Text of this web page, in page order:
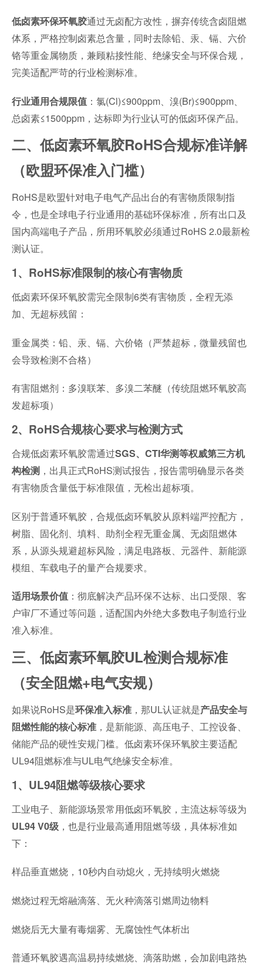
低卤素环保环氧胶通过无卤配方改性，摒弃传统含卤阻燃
体系，严格控制卤素总含量，同时去除铅、汞、镉、六价
铬等重金属物质，兼顾粘接性能、绝缘安全与环保合规，
完美适配严苛的行业检测标准。
行业通用合规限值：氯(Cl)≤900ppm、溴(Br)≤900ppm、
总卤素≤1500ppm，达标即为行业认可的低卤环保产品。
二、低卤素环氧胶RoHS合规标准详解
（欧盟环保准入门槛）
RoHS是欧盟针对电子电气产品出台的有害物质限制指
令，也是全球电子行业通用的基础环保标准，所有出口及
国内高端电子产品，所用环氧胶必须通过RoHS 2.0最新检
测认证。
1、RoHS标准限制的核心有害物质
低卤素环保环氧胶需完全限制6类有害物质，全程无添
加、无超标残留：
重金属类：铅、汞、镉、六价铬（严禁超标，微量残留也
会导致检测不合格）
有害阻燃剂：多溴联苯、多溴二苯醚（传统阻燃环氧胶高
发超标项）
2、RoHS合规核心要求与检测方式
合规低卤素环氧胶需通过SGS、CTI华测等权威第三方机
构检测，出具正式RoHS测试报告，报告需明确显示各类
有害物质含量低于标准限值，无检出超标项。
区别于普通环氧胶，合规低卤环氧胶从原料端严控配方，
树脂、固化剂、填料、助剂全程无重金属、无卤阻燃体
系，从源头规避超标风险，满足电路板、元器件、新能源
模组、车载电子的量产合规要求。
适用场景价值：彻底解决产品环保不达标、出口受限、客
户审厂不通过等问题，适配国内外绝大多数电子制造行业
准入标准。
三、低卤素环氧胶UL检测合规标准
（安全阻燃+电气安规）
如果说RoHS是环保准入标准，那UL认证就是产品安全与
阻燃性能的核心标准，是新能源、高压电子、工控设备、
储能产品的硬性安规门槛。低卤素环保环氧胶主要适配
UL94阻燃标准与UL电气绝缘安全标准。
1、UL94阻燃等级核心要求
工业电子、新能源场景常用低卤环氧胶，主流达标等级为
UL94 V0级，也是行业最高通用阻燃等级，具体标准如
下：
样品垂直燃烧，10秒内自动熄火，无持续明火燃烧
燃烧过程无熔融滴落、无火种滴落引燃周边物料
燃烧后无大量有毒烟雾、无腐蚀性气体析出
普通环氧胶遇高温易持续燃烧、滴落助燃，会加剧电路热